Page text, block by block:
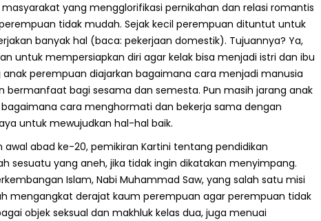
yang mengglorifikasi pernikahan dan relasi romantis
tidak mudah. Sejak kecil perempuan dituntut untuk
banyak hal (baca: pekerjaan domestik). Tujuannya? Ya,
untuk mempersiapkan diri agar kelak bisa menjadi istri dan ibu
anak perempuan diajarkan bagaimana cara menjadi manusia
bermanfaat bagi sesama dan semesta. Pun masih jarang anak
cara menghormati dan bekerja sama dengan
untuk mewujudkan hal-hal baik.
awal abad ke-20, pemikiran Kartini tentang pendidikan
sesuatu yang aneh, jika tidak ingin dikatakan menyimpang.
Islam, Nabi Muhammad Saw, yang salah satu misi
mengangkat derajat kaum perempuan agar perempuan tidak
objek seksual dan makhluk kelas dua, juga menuai